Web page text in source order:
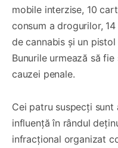
mobile interzise, 10
consum a drogurilor,
de cannabis și un
Bunurile urmează să
cauzei penale.
Cei patru suspecți
influență în rândul
infracțional organizat